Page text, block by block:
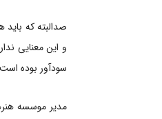
صدالبته که
سودآور بوده
مدیر موسسه